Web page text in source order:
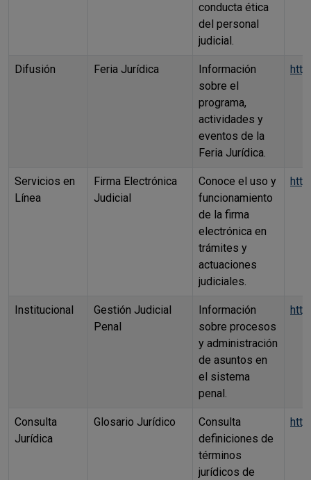
conducta ética
del personal
judicial.
Difusión Feria Jurídica
Información
sobre el
programa,
actividades y
eventos de la
Feria Jurídica.
Servicios en
Línea
Firma Electrónica
Judicial
Conoce el uso y
funcionamiento
de la firma
electrónica en
trámites y
actuaciones
judiciales.
Institucional
Gestión Judicial
Penal
Información
sobre procesos
y administración
de asuntos en
el sistema
penal.
Consulta
Jurídica
Glosario Jurídico
Consulta
definiciones de
términos
jurídicos de